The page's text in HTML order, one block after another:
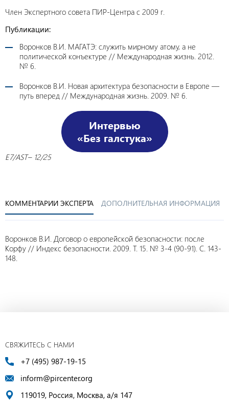
Член Экспертного совета ПИР-Центра с 2009 г.
Публикации:
Воронков В.И. МАГАТЭ: служить мирному атому, а не
политической конъектуре // Международная жизнь. 2012.
№ 6.
Воронков В.И. Новая архитектура безопасности в Европе —
путь вперед // Международная жизнь. 2009. № 6.
Интервью
«Без галстука»
E7/AST– 12/25
КОММЕНТАРИИ ЭКСПЕРТА ДОПОЛНИТЕЛЬНАЯ ИНФОРМАЦИЯ
Воронков В.И. Договор о европейской безопасности: после
Корфу // Индекс безопасности. 2009. Т. 15. № 3-4 (90-91). С. 143-
148.
СВЯЖИТЕСЬ С НАМИ
+7 (495) 987-19-15
inform@pircenter.org
119019, Россия, Москва, а/я 147